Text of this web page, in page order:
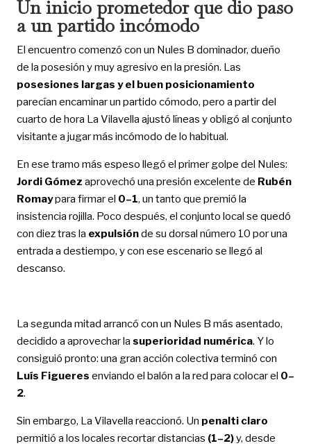
Un inicio prometedor que dio paso
a un partido incómodo
El encuentro comenzó con un Nules B dominador, dueño
de la posesión y muy agresivo en la presión. Las
posesiones largas y el buen posicionamiento
parecían encaminar un partido cómodo, pero a partir del
cuarto de hora La Vilavella ajustó líneas y obligó al conjunto
visitante a jugar más incómodo de lo habitual.
En ese tramo más espeso llegó el primer golpe del Nules:
Jordi Gómez aprovechó una presión excelente de Rubén
Romaypara firmar el 0–1, un tanto que premió la
insistencia rojilla. Poco después, el conjunto local se quedó
con diez tras la expulsiónde su dorsal número 10 por una
entrada a destiempo, y con ese escenario se llegó al
descanso.
La segunda mitad arrancó con un Nules B más asentado,
decidido a aprovechar la superioridad numérica. Y lo
consiguió pronto: una gran acción colectiva terminó con
Luís Figueres enviando el balón a la red para colocar el 0–
2.
Sin embargo, La Vilavella reaccionó. Un penalti claro
permitió a los locales recortar distancias (1–2)y, desde